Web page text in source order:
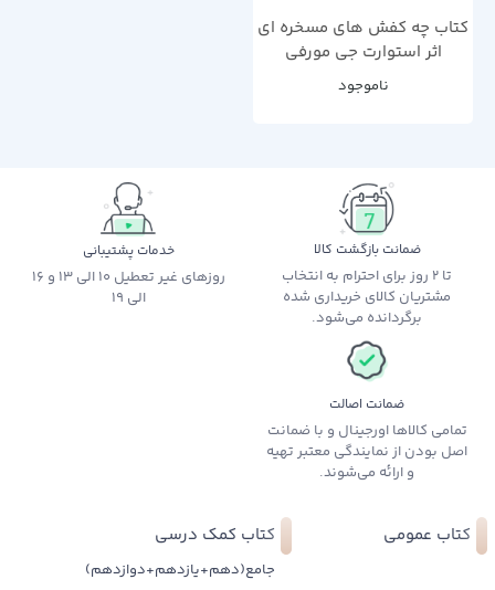
کتاب چه کفش های مسخره ای
اثر استوارت جی مورفی
ناموجود
ضمانت بازگشت کالا
تا 2 روز برای احترام به انتخاب
مشتریان کالای خریداری شده
برگردانده می‌شود.
خدمات پشتیبانی
روزهای غیر تعطیل 10 الی 13 و 16
الی 19
ضمانت اصالت
تمامی کالاها اورجینال و با ضمانت
اصل بودن از نمایندگی معتبر تهیه
و ارائه می‌شوند.
کتاب عمومی کتاب کمک درسی
جامع(دهم+یازدهم+دوازدهم)